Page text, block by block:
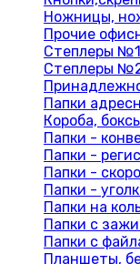
Ножницы,
Прочие
Степлеры
Степлеры
Папки
Короба,
Папки -
Папки -
Папки -
Папки -
Папки на
Папки с
Папки с
Планшеты,